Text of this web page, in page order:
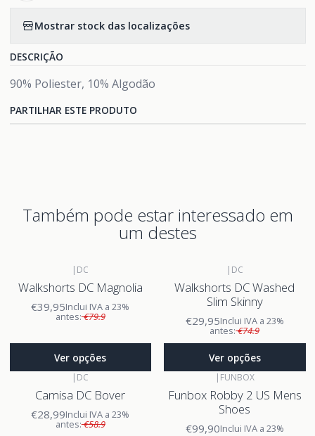
Mostrar stock das localizações
DESCRIÇÃO
90% Poliester, 10% Algodão
PARTILHAR ESTE PRODUTO
Também pode estar interessado em
um destes
| DC
Walkshorts DC Magnolia
€39,95Inclui IVA a 23%
antes:€79.9
Ver opções
| DC
Walkshorts DC Washed
Slim Skinny
€29,95Inclui IVA a 23%
antes:€74.9
Ver opções
| DC
Camisa DC Bover
€28,99Inclui IVA a 23%
antes:€58.9
| FUNBOX
Funbox Robby 2 US Mens
Shoes
€99,90Inclui IVA a 23%